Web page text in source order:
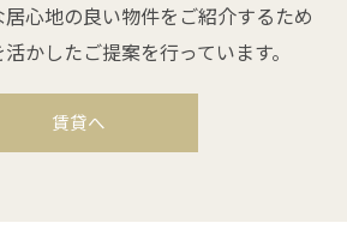
心地の良い物件をご紹介するため
かしたご提案を行っています。
賃貸へ